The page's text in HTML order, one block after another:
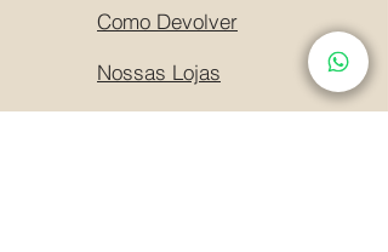
Como Devolver
Nossas Lojas